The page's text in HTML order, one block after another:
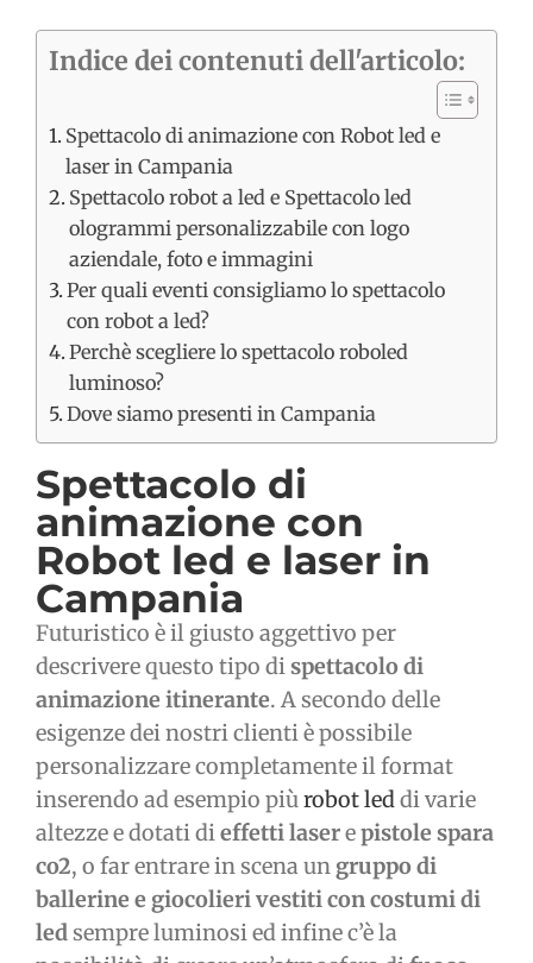
Indice dei contenuti dell'articolo:
Spettacolo di animazione con Robot led e
laser in Campania
Spettacolo robot a led e Spettacolo led
ologrammi personalizzabile con logo
aziendale, foto e immagini
Per quali eventi consigliamo lo spettacolo
con robot a led?
Perchè scegliere lo spettacolo roboled
luminoso?
Dove siamo presenti in Campania
Spettacolo di
animazione con
Robot led e laser in
Campania
Futuristico è il giusto aggettivo per
descrivere questo tipo dispettacolo di
animazione itinerante. A secondo delle
esigenze dei nostri clienti è possibile
personalizzare completamente il format
inserendo ad esempio piùrobot leddi varie
altezze e dotati dieffetti laserepistole spara
co2, o far entrare in scena un gruppo di
ballerine e giocolieri vestiti con costumi di
ledsempre luminosi ed infine c’è la